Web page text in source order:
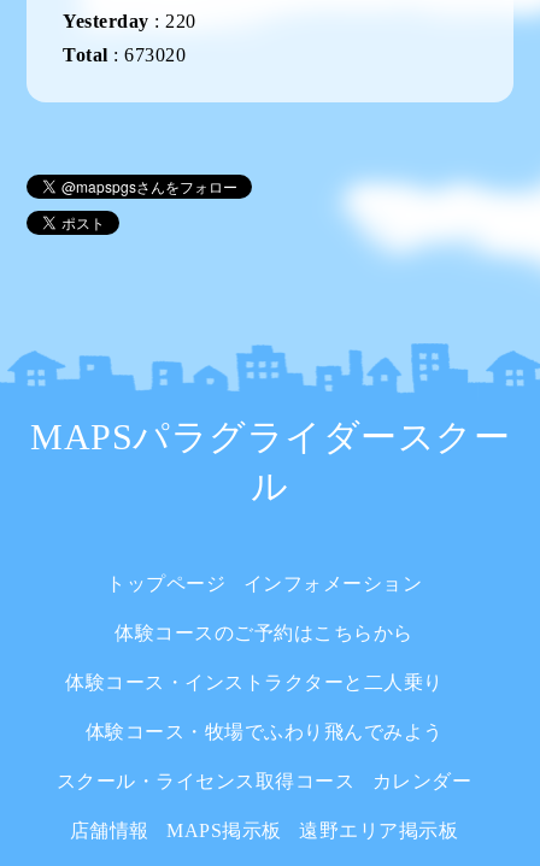
Yesterday :220
Total :673020
MAPSパラグライダースクー
ル
トップページ インフォメーション
体験コースのご予約はこちらから
体験コース・インストラクターと二人乗り
体験コース・牧場でふわり飛んでみよう
スクール・ライセンス取得コース カレンダー
店舗情報 MAPS掲示板 遠野エリア掲示板